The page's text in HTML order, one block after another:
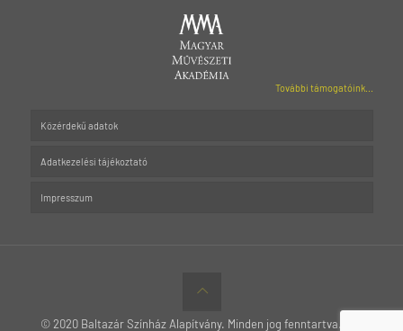
További támogatóink...
Közérdekű adatok
Adatkezelési tájékoztató
Impresszum
© 2020 Baltazár Színház Alapítvány. Minden jog fenntartva.